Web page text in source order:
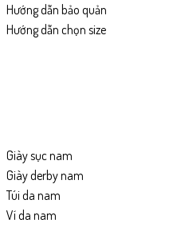
Hướng dẫn bảo quản
Hướng dẫn chọn size
Giày sục nam
Giày derby nam
Túi da nam
Ví da nam